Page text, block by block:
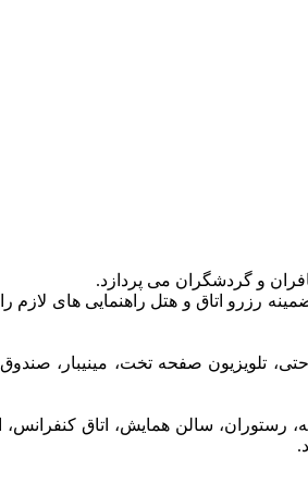
و گردشگران می پردازد.
رزرو اتاق و هتل راهنمایی های لازم
تلویزیون صفحه تخت، مینیبار، صندوق
رستوران، سالن همایش، اتاق کنفرانس،